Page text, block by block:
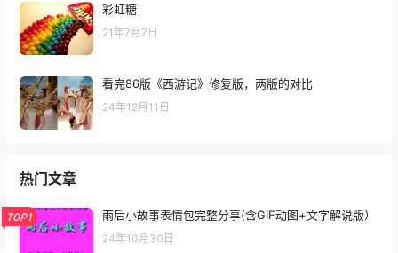
彩虹糖
21年7月7日
看完86版《西游记》修复版，两版的对比
24年12月11日
热门文章
TOP1 雨后小故事表情包完整分享(含GIF动图+文字解说版）
24年10月30日